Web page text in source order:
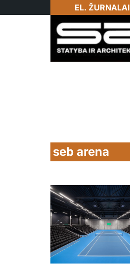
EL. ŽURNALAI
seb arena